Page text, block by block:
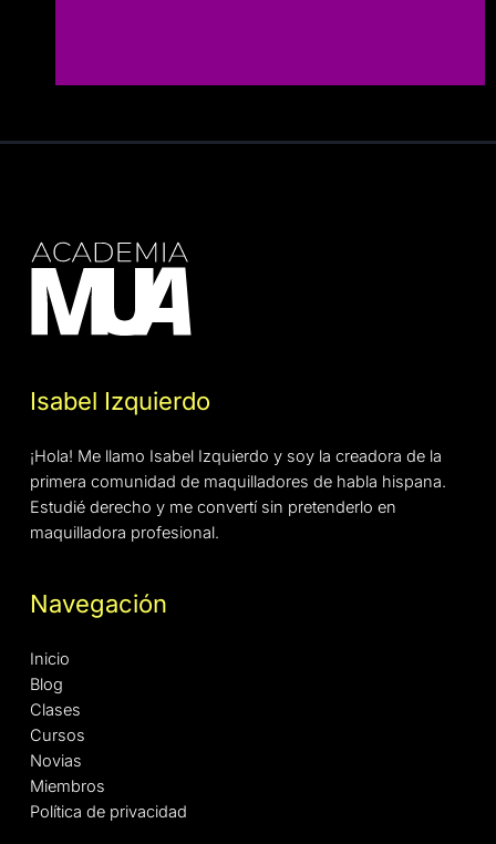
Isabel Izquierdo
¡Hola! Me llamo Isabel Izquierdo y soy la creadora de la
primera comunidad de maquilladores de habla hispana.
Estudié derecho y me convertí sin pretenderlo en
maquilladora profesional.
Navegación
Inicio
Blog
Clases
Cursos
Novias
Miembros
Política de privacidad